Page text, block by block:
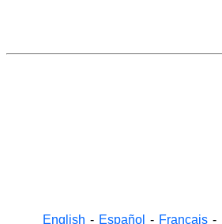
English - Español - Français -